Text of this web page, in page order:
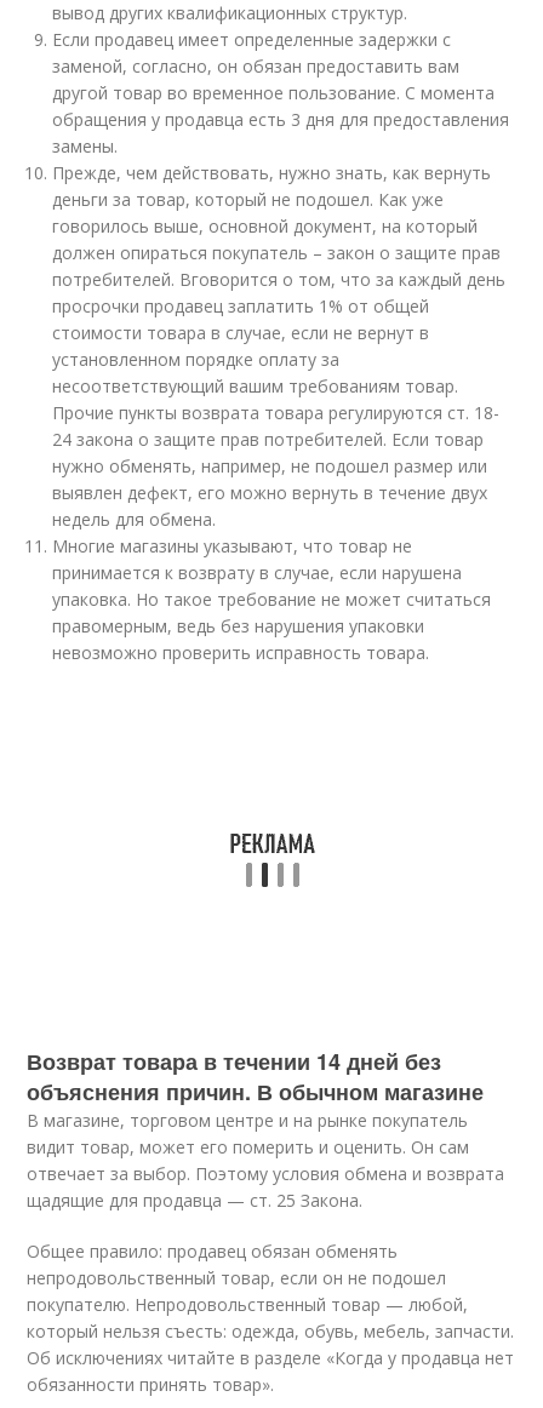
вывод других квалификационных структур.
Если продавец имеет определенные задержки с
заменой, согласно, он обязан предоставить вам
другой товар во временное пользование. С момента
обращения у продавца есть 3 дня для предоставления
замены.
Прежде, чем действовать, нужно знать, как вернуть
деньги за товар, который не подошел. Как уже
говорилось выше, основной документ, на который
должен опираться покупатель – закон о защите прав
потребителей. Вговорится о том, что за каждый день
просрочки продавец заплатить 1% от общей
стоимости товара в случае, если не вернут в
установленном порядке оплату за
несоответствующий вашим требованиям товар.
Прочие пункты возврата товара регулируются ст. 18-
24 закона о защите прав потребителей. Если товар
нужно обменять, например, не подошел размер или
выявлен дефект, его можно вернуть в течение двух
недель для обмена.
Многие магазины указывают, что товар не
принимается к возврату в случае, если нарушена
упаковка. Но такое требование не может считаться
правомерным, ведь без нарушения упаковки
невозможно проверить исправность товара.
Возврат товара в течении 14 дней без
объяснения причин. В обычном магазине
В магазине, торговом центре и на рынке покупатель
видит товар, может его померить и оценить. Он сам
отвечает за выбор. Поэтому условия обмена и возврата
щадящие для продавца — ст. 25 Закона.
Общее правило: продавец обязан обменять
непродовольственный товар, если он не подошел
покупателю. Непродовольственный товар — любой,
который нельзя съесть: одежда, обувь, мебель, запчасти.
Об исключениях читайте в разделе «Когда у продавца нет
обязанности принять товар».